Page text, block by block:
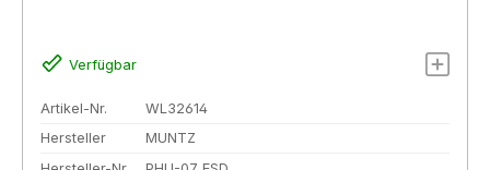
Verfügbar
Artikel-Nr.
WL32614
Hersteller
MUNTZ